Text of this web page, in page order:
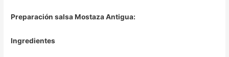
Preparación salsa Mostaza Antigua:
Ingredientes